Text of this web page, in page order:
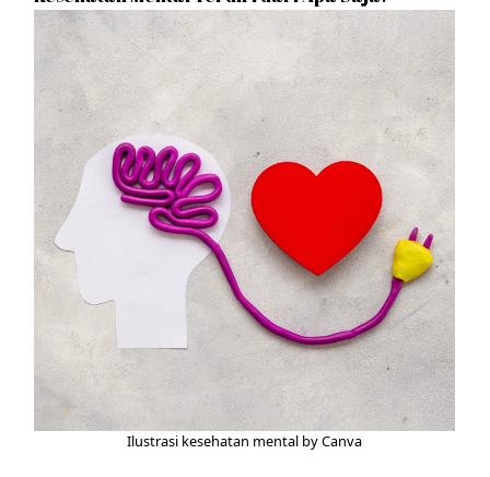
Ilustrasi kesehatan mental by Canva